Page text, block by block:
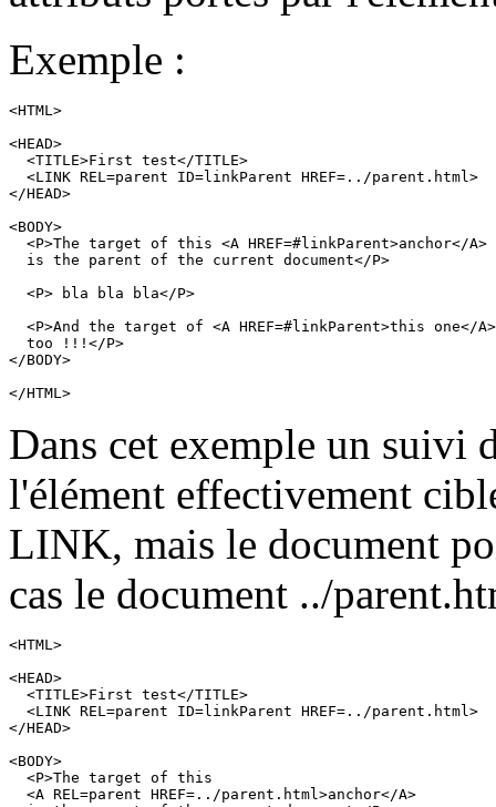
Exemple :
<HTML>
<HEAD>
  <TITLE>First test</TITLE>
  <LINK REL=parent ID=linkParent HREF=../parent.html>
</HEAD>
<BODY>
  <P>The target of this <A HREF=#linkParent>anchor</A>
  is the parent of the current document</P>
  <P> bla bla bla</P>
  <P>And the target of <A HREF=#linkParent>this one</A>
  too !!!</P>
</BODY>
</HTML>
Dans cet exemple un suivi
l'élément effectivement
LINK, mais le document
cas le document ../
<HTML>
<HEAD>
  <TITLE>First test</TITLE>
  <LINK REL=parent ID=linkParent HREF=../parent.html>
</HEAD>
<BODY>
  <P>The target of this
  <A REL=parent HREF=../parent.html>anchor</A>